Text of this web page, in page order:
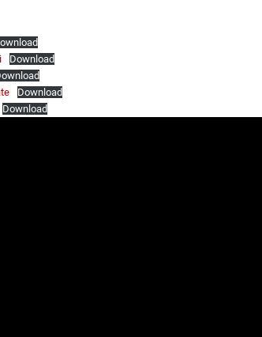
Download
Download
Download